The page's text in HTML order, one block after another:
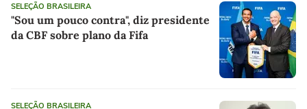
SELEÇÃO BRASILEIRA
"Sou um pouco contra", diz presidente
da CBF sobre plano da Fifa
SELEÇÃO BRASILEIRA